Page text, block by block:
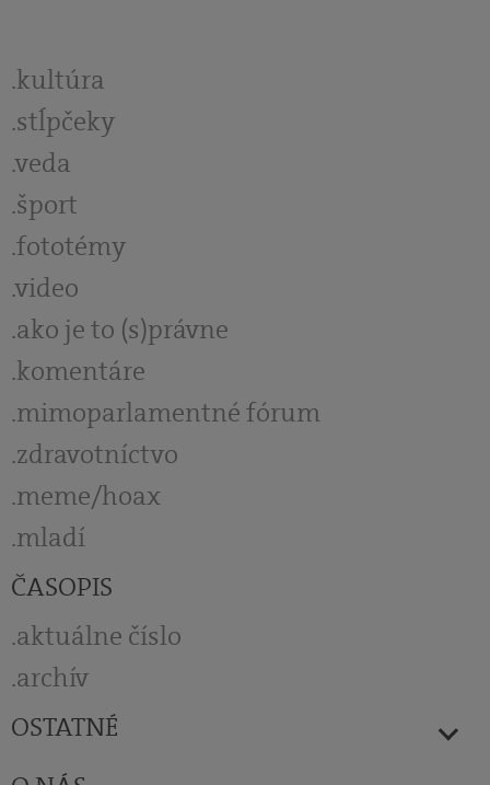
kultúra
stĺpčeky
veda
šport
fototémy
video
ako je to (s)právne
komentáre
mimoparlamentné fórum
zdravotníctvo
meme/hoax
mladí
ČASOPIS
aktuálne číslo
archív
OSTATNÉ